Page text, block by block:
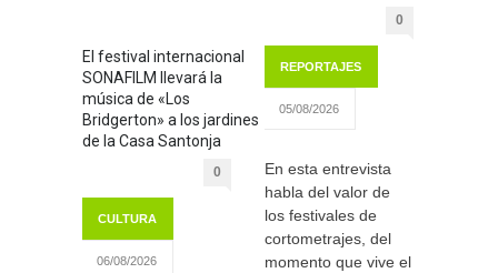
El festival internacional
SONAFILM llevará la
música de «Los
Bridgerton» a los jardines
de la Casa Santonja
0
CULTURA
06/08/2026
0
REPORTAJES
05/08/2026
En esta entrevista
habla del valor de
los festivales de
cortometrajes, del
momento que vive el